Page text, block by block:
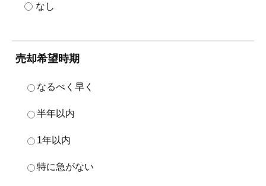
なし
売却希望時期
なるべく早く
半年以内
1年以内
特に急がない